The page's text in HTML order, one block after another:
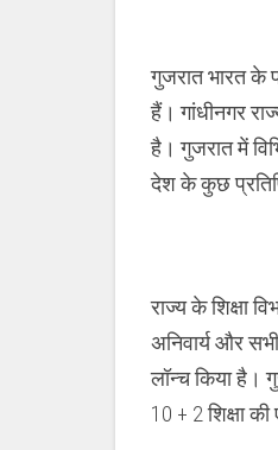
किया
विद्या”
गुजरात भारत के
हैं। गांधीनगर
है। गुजरात में
देश के कुछ
राज्य के शिक्षा
अनिवार्य और
लॉन्च किया है।
10 + 2 शिक्षा